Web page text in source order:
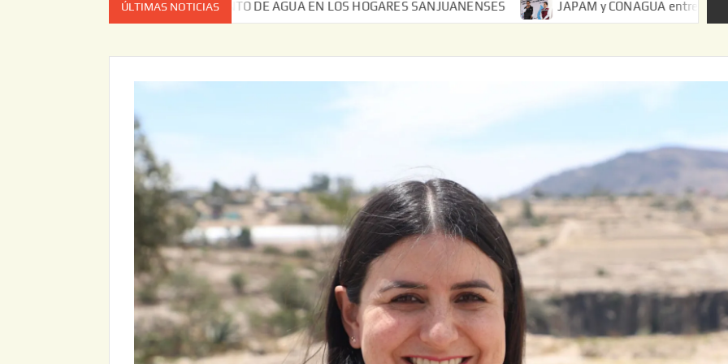
ÚLTIMAS NOTICIAS
EL ALMACENAMIENTO DE AGUA EN LOS HOGARES SANJUANENSES JAPAM y CONAGUA entregan ampliación de